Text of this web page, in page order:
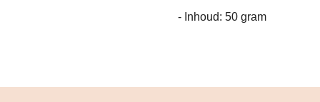
- Inhoud: 50 gram